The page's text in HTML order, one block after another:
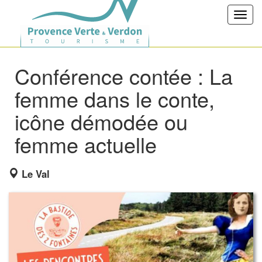
Conférence contée : La
femme dans le conte,
icône démodée ou
femme actuelle
Le Val